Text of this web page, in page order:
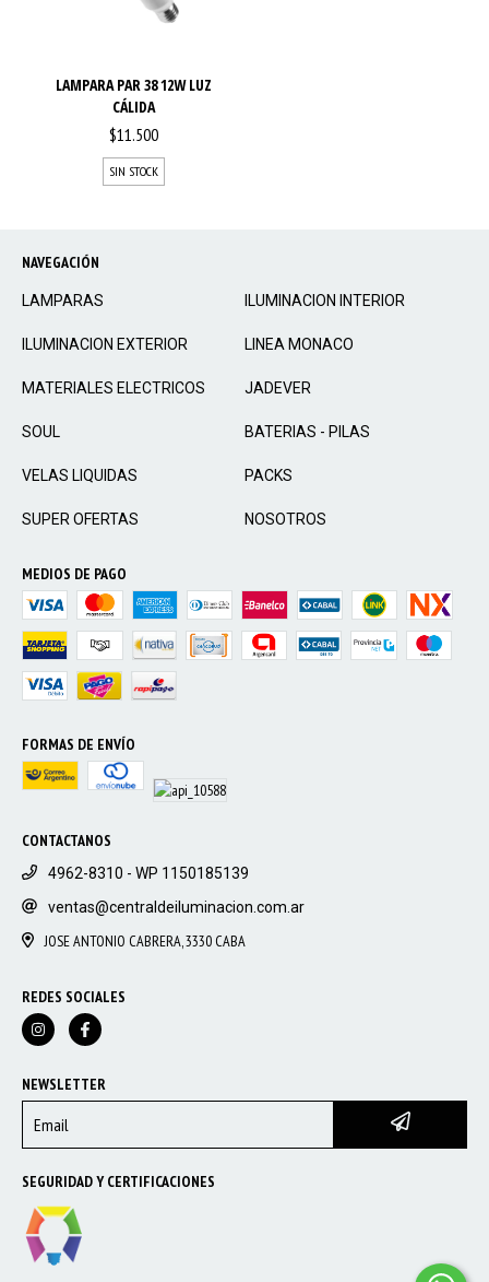
LAMPARA PAR 38 12W LUZ
CÁLIDA
$11.500
SIN STOCK
NAVEGACIÓN
LAMPARAS ILUMINACION INTERIOR
ILUMINACION EXTERIOR LINEA MONACO
MATERIALES ELECTRICOS JADEVER
SOUL BATERIAS - PILAS
VELAS LIQUIDAS PACKS
SUPER OFERTAS NOSOTROS
MEDIOS DE PAGO
FORMAS DE ENVÍO
CONTACTANOS
4962-8310 - WP 1150185139
ventas@centraldeiluminacion.com.ar
JOSE ANTONIO CABRERA, 3330 CABA
REDES SOCIALES
NEWSLETTER
SEGURIDAD Y CERTIFICACIONES